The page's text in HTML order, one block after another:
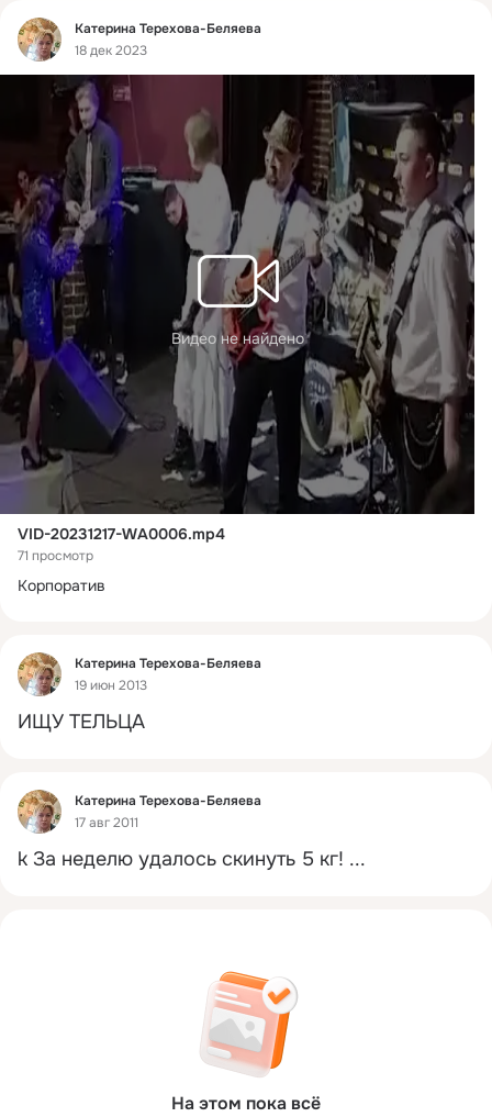
Фид
Катерина Терехова-Беляева
18 дек 2023
Видео не найдено
VID-20231217-WA0006.mp4
71 просмотр
Корпоратив
Фид
Катерина Терехова-Беляева
19 июн 2013
ИЩУ ТЕЛЬЦА
Фид
Катерина Терехова-Беляева
17 авг 2011
k За неделю удалось скинуть 5 кг! ...
На этом пока всё